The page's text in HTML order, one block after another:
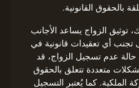
بالحقوق القانونية.
توثيق الزواج يساعد الأجانب
أي تعقيدات قانونية في
عدم تسجيل الزواج، قد
متعددة تتعلق بالحقوق
الملكية. كما يُعتبر التسجيل